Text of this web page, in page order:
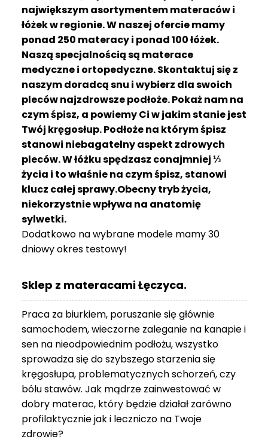
największym asortymentem materaców i
łóżek w regionie. W naszej ofercie mamy
ponad 250 materacy i ponad 100 łóżek.
Naszą specjalnością są materace
medyczne i ortopedyczne. Skontaktuj się z
naszym doradcą snu i wybierz dla swoich
pleców najzdrowsze podłoże. Pokaż nam na
czym śpisz, a powiemy Ci w jakim stanie jest
Twój kręgosłup. Podłoże na którym śpisz
stanowi niebagatelny aspekt zdrowych
pleców. W łóżku spędzasz conajmniej ⅓
życia i to właśnie na czym śpisz, stanowi
klucz całej sprawy.Obecny tryb życia,
niekorzystnie wpływa na anatomię
sylwetki.
Dodatkowo na wybrane modele mamy 30
dniowy okres testowy!
Sklep z materacami Łęczyca.
Praca za biurkiem, poruszanie się głównie
samochodem, wieczorne zaleganie na kanapie i
sen na nieodpowiednim podłożu, wszystko
sprowadza się do szybszego starzenia się
kręgosłupa, problematycznych schorzeń, czy
bólu stawów. Jak mądrze zainwestować w
dobry materac, który będzie działał zarówno
profilaktycznie jak i leczniczo na Twoje
zdrowie?